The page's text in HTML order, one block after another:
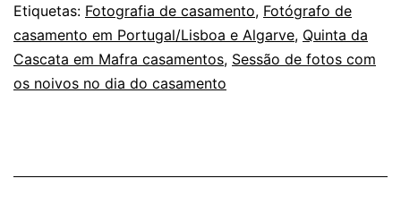
e
as
Fotografias
Etiquetas: Fotografia de casamento, Fotógrafo de
casamento em Portugal/Lisboa e Algarve, Quinta da
Cascata em Mafra casamentos, Sessão de fotos com
os noivos no dia do casamento